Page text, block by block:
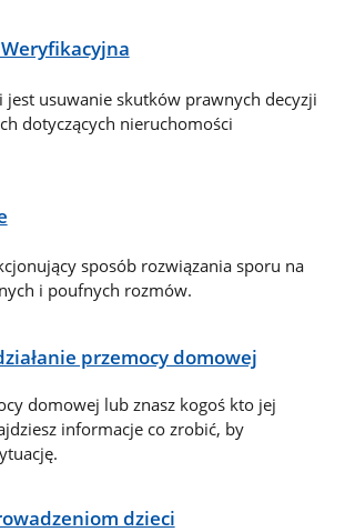
jest usuwanie skutków prawnych decyzji
dotyczących nieruchomości
sposób rozwiązania sporu na
i poufnych rozmów.
przemocy domowej
domowej lub znasz kogoś kto jej
informacje co zrobić, by
dzieci